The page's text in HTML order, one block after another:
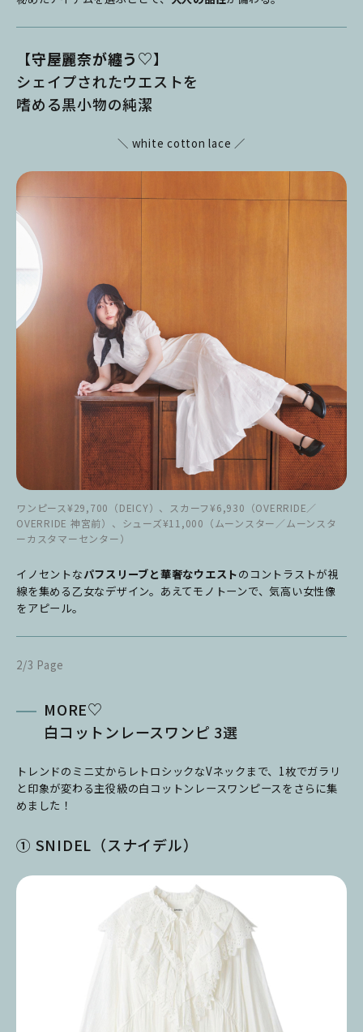
【守屋麗奈が纏う♡】
シェイプされたウエストを
嗜める黒小物の純潔
＼ white cotton lace ／
ワンピース¥29,700（DEICY）、スカーフ¥6,930（OVERRIDE／
OVERRIDE 神宮前）、シューズ¥11,000（ムーンスター／ムーンスタ
ーカスタマーセンター）
イノセントなパフスリーブと華奢なウエストのコントラストが視
線を集める乙女なデザイン。あえてモノトーンで、気高い女性像
をアピール。
2/3 Page
MORE♡
白コットンレースワンピ 3選
トレンドのミニ丈からレトロシックなVネックまで、1枚でガラリ
と印象が変わる主役級の白コットンレースワンピースをさらに集
めました！
① SNIDEL（スナイデル）